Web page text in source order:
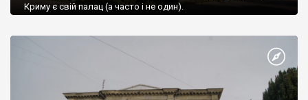
Криму є свій палац (а часто і не один).